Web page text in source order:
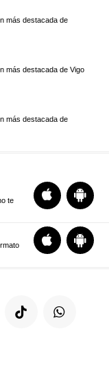
más destacada de
más destacada de Vigo
más destacada de
te